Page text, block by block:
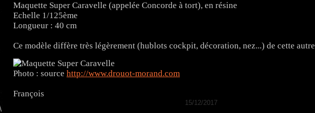
Maquette Super Caravelle (appelée Concorde à tort), en résine
Echelle 1/125ème
Longueur : 40 cm
Ce modèle diffère très légèrement (hublots cockpit, décoration, nez...) de cette autre
Photo : source http://www.drouot-morand.com
François
15/12/2017